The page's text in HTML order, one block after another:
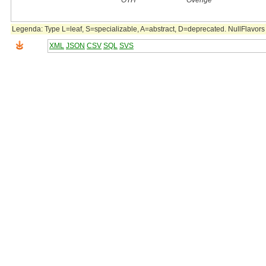
Legenda: Type L=leaf, S=specializable, A=abstract, D=deprecated.
XML JSON CSV SQL SVS